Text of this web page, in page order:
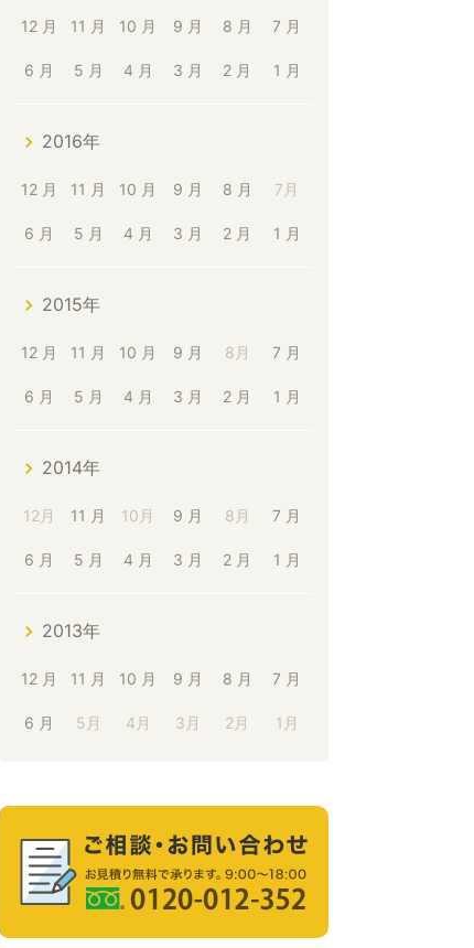
12 月 11 月 10 月 9 月 8 月 7 月
6 月 5 月 4 月 3 月 2 月 1 月
2016年
12 月 11 月 10 月 9 月 8 月 7月
6 月 5 月 4 月 3 月 2 月 1 月
2015年
12 月 11 月 10 月 9 月 8月 7 月
6 月 5 月 4 月 3 月 2 月 1 月
2014年
12月 11 月 10月 9 月 8月 7 月
6 月 5 月 4 月 3 月 2 月 1 月
2013年
12 月 11 月 10 月 9 月 8 月 7 月
6 月 5月 4月 3月 2月 1月